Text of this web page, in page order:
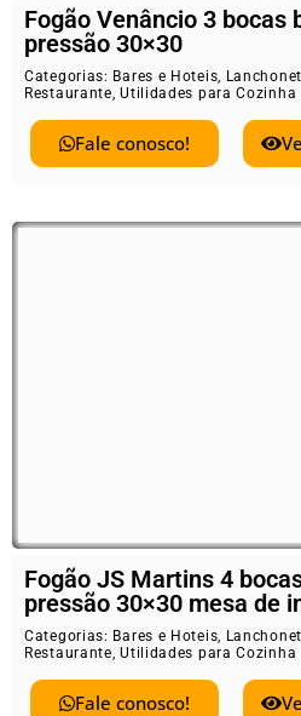
Fogão Venâncio 3 bocas
pressão 30×30
Categorias: Bares e Hoteis,
Restaurante,Utilidades para Cozinha
Fale conosco!
Fogão JS Martins 4
pressão 30×30 mesa de
Categorias: Bares e Hoteis,
Restaurante,Utilidades para Cozinha
Fale conosco!